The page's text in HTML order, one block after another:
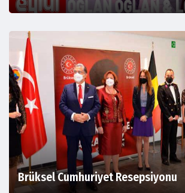
Brüksel Cumhuriyet Resepsiyonu